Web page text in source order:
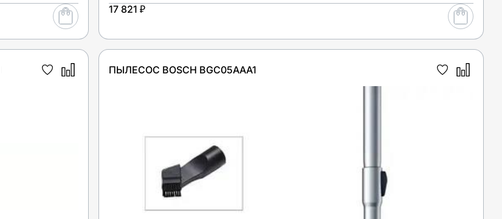
17 821 ₽
ПЫЛЕСОС BOSCH BGC05AAA1